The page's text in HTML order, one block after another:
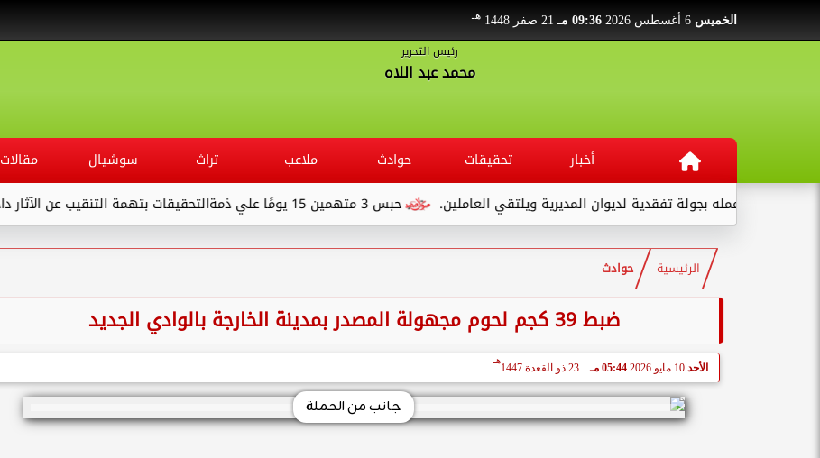
الخميس 09:36 مـ 21 صفر 1448 هـ
رئيس التحرير
محمد عبد اللاه
أخبار تحقيقات حوادث ملاعب تراث سوشيال مقالات
حبس 3 متهمين 15 يومًا علي ذمةالتحقيقات بتهمة التنقيب عن الآثار داخل... يبدأ عمله بجولة تفقدية لديوان المديرية ويلتقي العاملين.
الرئيسية حوادث
ضبط 39 كجم لحوم مجهولة المصدر بمدينة الخارجة بالوادي الجديد
الأحد 10 مايو 2026 05:44 مـ 23 ذو القعدة 1447
هـ
جانب من الحملة